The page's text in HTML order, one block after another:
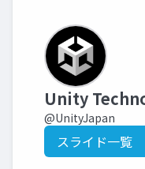
Unity
@UnityJapan
スライド一覧